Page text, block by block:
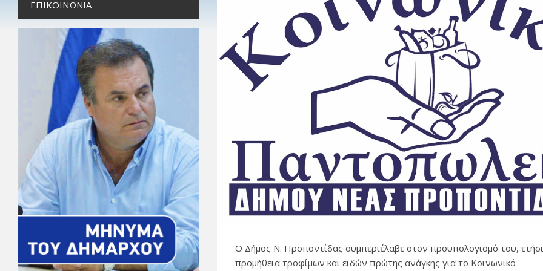
Ο Δήμος Ν. Προποντίδας συμπεριέλαβε στον προϋπολογισμό του,
προμήθεια τροφίμων και ειδών πρώτης ανάγκης για το Κοινωνικό
ΕΠΙΚΟΙΝΩΝΊΑ